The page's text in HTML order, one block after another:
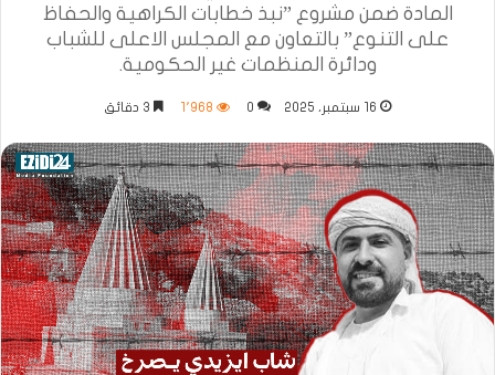
المادة ضمن مشروع ”نبذ خطابات الكراهية والحفاظ
على التنوع” بالتعاون مع المجلس الاعلى للشباب
ودائرة المنظمات غير الحكومية.
16 سبتمبر، 2025 0 1٬968